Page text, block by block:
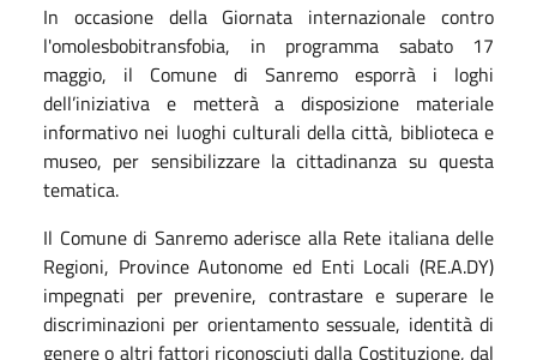
In occasione della Giornata internazionale contro
l'omolesbobitransfobia, in programma sabato 17
maggio, il Comune di Sanremo esporrà i loghi
dell’iniziativa e metterà a disposizione materiale
informativo nei luoghi culturali della città, biblioteca e
museo, per sensibilizzare la cittadinanza su questa
tematica.
Il Comune di Sanremo aderisce alla Rete italiana delle
Regioni, Province Autonome ed Enti Locali (RE.A.DY)
impegnati per prevenire, contrastare e superare le
discriminazioni per orientamento sessuale, identità di
genere o altri fattori riconosciuti dalla Costituzione, dal